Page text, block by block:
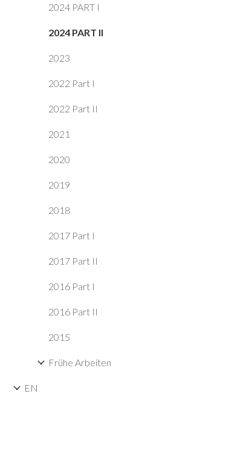
2024 PART I
2024 PART II
2023
2022 Part I
2022 Part II
2021
2020
2019
2018
2017 Part I
2017 Part II
2016 Part I
2016 Part II
2015
Frühe Arbeiten
EN